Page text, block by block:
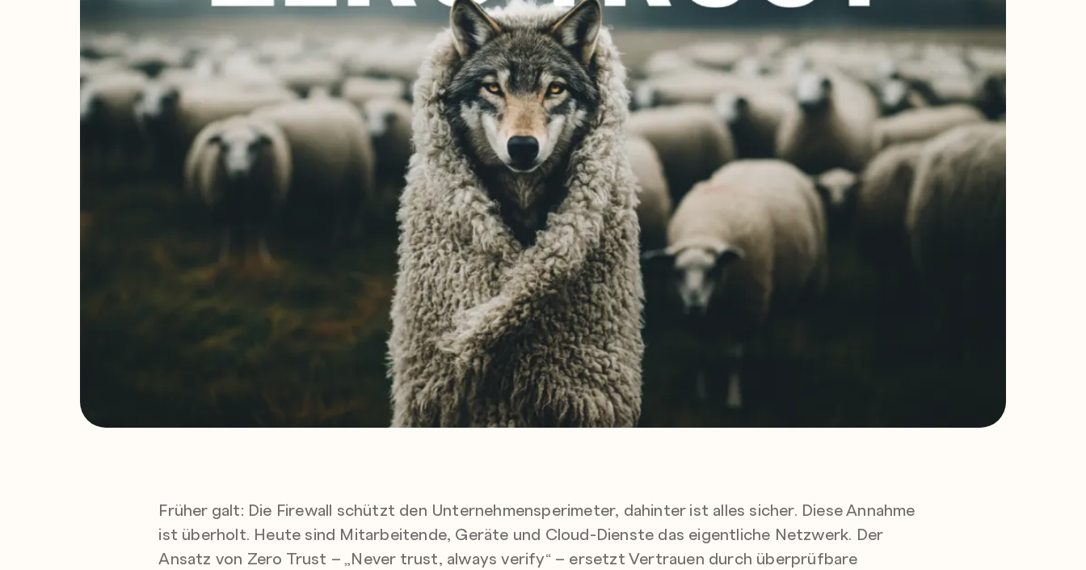
Früher galt: Die Firewall schützt den Unternehmensperimeter, dahinter ist alles sicher. Diese Annahme
ist überholt. Heute sind Mitarbeitende, Geräte und Cloud-Dienste das eigentliche Netzwerk. Der
Ansatz von Zero Trust – „Never trust, always verify“ – ersetzt Vertrauen durch überprüfbare